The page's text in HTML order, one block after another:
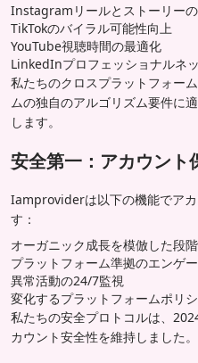
Instagramリールとストーリー
TikTokのバイラル可能性向上
YouTube視聴時間の最適化
LinkedInプロフェッショナルネ
私たちのクロスプラットフォー
ムの独自のアルゴリズム要件に
します。
安全第一：アカウント
Iamproviderは以下の機能でア
す：
オーガニック成長を模倣した段
プラットフォーム準拠のエンゲ
異常活動の24/7監視
変化するプラットフォームポリ
私たちの安全プロトコルは、
カウント安全性を維持しました。